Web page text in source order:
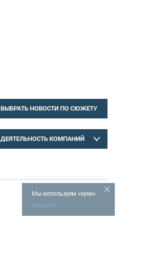
ВЫБРАТЬ НОВОСТИ ПО СЮЖЕТУ
ДЕЯТЕЛЬНОСТЬ КОМПАНИЙ
Мы используем «куки»
Что это?